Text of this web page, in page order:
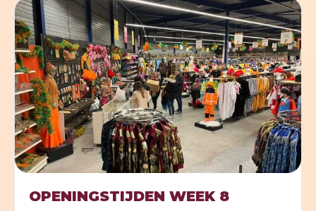
OPENINGSTIJDEN WEEK 8